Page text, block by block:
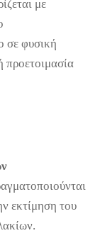
με
σε φυσική
εκτίμηση του